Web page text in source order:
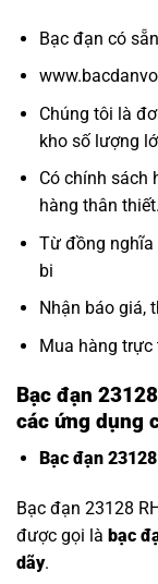
Bạc đạn có
Chúng tôi là
kho số lượng
Có chính sách
hàng thân
Từ đồng nghĩa
bi
Nhận báo giá,
Mua hàng trực
Bạc đạn
các ứng dụng
Bạc đạn
Bạc đạn 23128
được gọi là bạc
dãy.